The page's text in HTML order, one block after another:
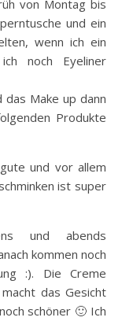
von Montag bis
und ein
wenn ich ein
noch Eyeliner
Make up dann
Produkte
und vor allem
ist super
und abends
kommen noch
:). Die Creme
das Gesicht
schöner 🙂 Ich